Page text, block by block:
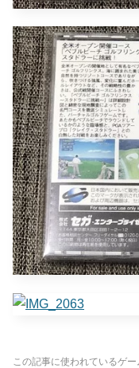
この記事に使われているゲ